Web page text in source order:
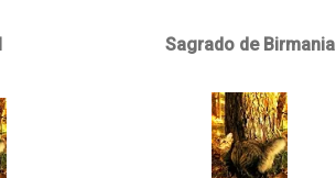
Sagrado de Birmania